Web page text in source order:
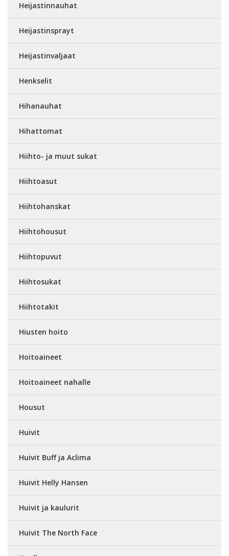
Heijastinnauhat
Heijastinsprayt
Heijastinvaljaat
Henkselit
Hihanauhat
Hihattomat
Hiihto- ja muut sukat
Hiihtoasut
Hiihtohanskat
Hiihtohousut
Hiihtopuvut
Hiihtosukat
Hiihtotakit
Hiusten hoito
Hoitoaineet
Hoitoaineet nahalle
Housut
Huivit
Huivit Buff ja Aclima
Huivit Helly Hansen
Huivit ja kaulurit
Huivit The North Face